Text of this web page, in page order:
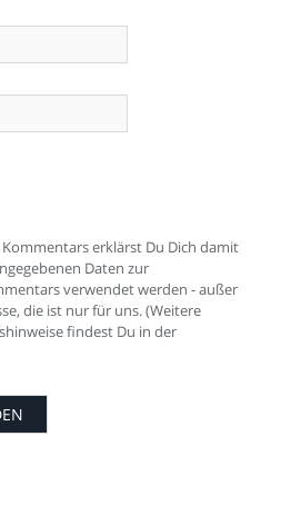
erklärst Du Dich damit
Daten zur
verwendet werden - außer
die ist nur für uns. (Weitere
findest Du in der